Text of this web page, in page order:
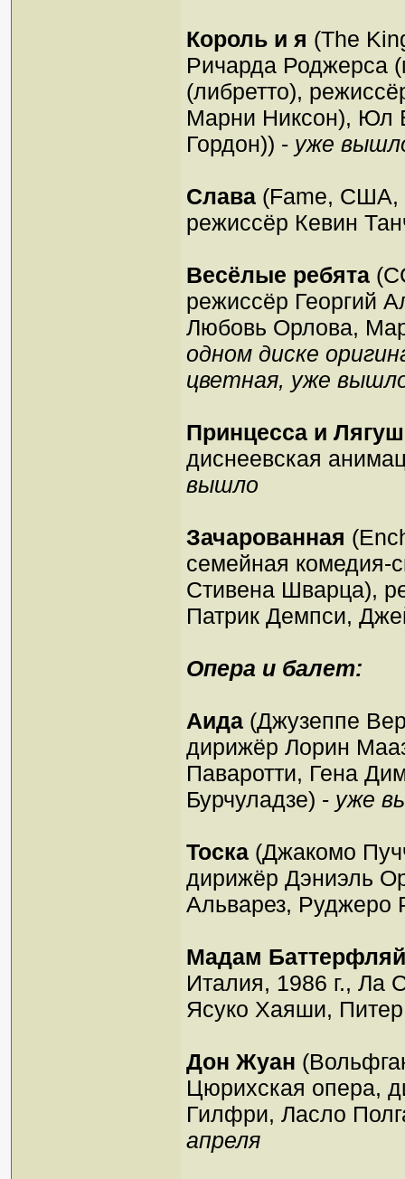
Король и я (The
Ричарда Роджерса
(либретто),
Марни Никсон), Юл
Гордон)) - уже
Слава (Fame, США,
режиссёр Кевин
Весёлые ребята
режиссёр Георгий
Любовь Орлова,
одном диске
цветная, уже
Принцесса и
диснеевская
вышло
Зачарованная
семейная комедия-
Стивена Шварца),
Патрик Демпси,
Опера и балет:
Аида (Джузеппе
дирижёр Лорин
Паваротти, Гена
Бурчуладзе) - уже
Тоска (Джакомо
дирижёр Дэниэль
Альварез, Руджеро
Мадам Баттерфляй
Италия, 1986 г., Ла
Ясуко Хаяши,
Дон Жуан
Цюрихская опера,
Гилфри, Ласло
апреля